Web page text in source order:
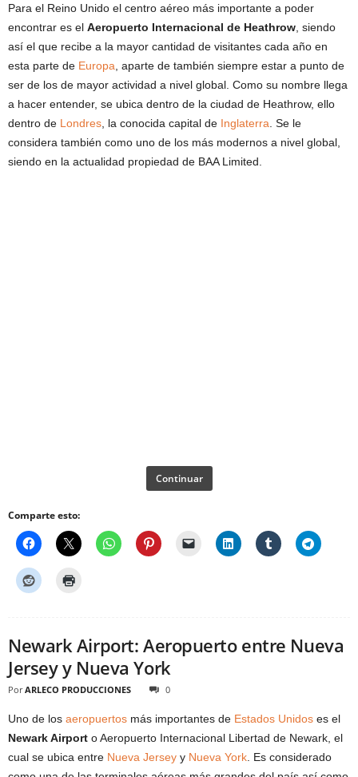
Para el Reino Unido el centro aéreo más importante a poder
encontrar es el Aeropuerto Internacional de Heathrow , siendo
así el que recibe a la mayor cantidad de visitantes cada año en
esta parte de Europa , aparte de también siempre estar a punto de
ser de los de mayor actividad a nivel global. Como su nombre llega
a hacer entender, se ubica dentro de la ciudad de Heathrow, ello
dentro de Londres , la conocida capital de Inglaterra . Se le
considera también como uno de los más modernos a nivel global,
siendo en la actualidad propiedad de BAA Limited.
Continuar
Comparte esto:
Newark Airport: Aeropuerto entre Nueva
Jersey y Nueva York
Por ARLECO PRODUCCIONES 0
Uno de los aeropuertos más importantes de Estados Unidos es el
Newark Airport o Aeropuerto Internacional Libertad de Newark, el
cual se ubica entre Nueva Jersey y Nueva York . Es considerado